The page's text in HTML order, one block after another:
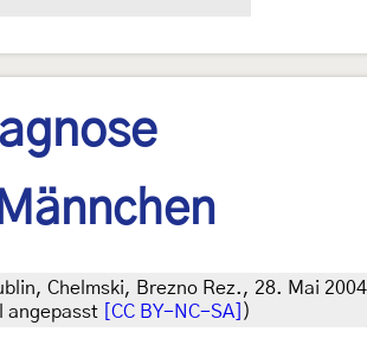
Chelmski, Brezno Rez., 28. Mai
angepasst
[CC BY-NC-SA] )